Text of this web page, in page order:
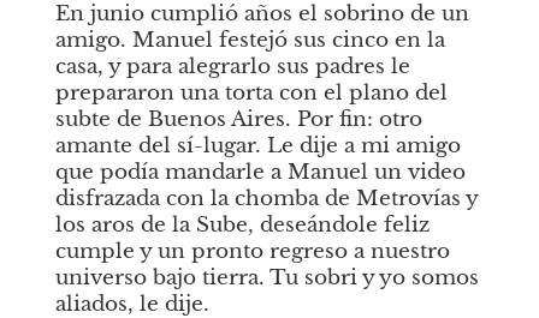
En junio cumplió años el sobrino de un
amigo. Manuel festejó sus cinco en la
casa, y para alegrarlo sus padres le
prepararon una torta con el plano del
subte de Buenos Aires. Por fin: otro
amante del sí-lugar. Le dije a mi amigo
que podía mandarle a Manuel un video
disfrazada con la chomba de Metrovías y
los aros de la Sube, deseándole feliz
cumple y un pronto regreso a nuestro
universo bajo tierra. Tu sobri y yo somos
aliados, le dije.